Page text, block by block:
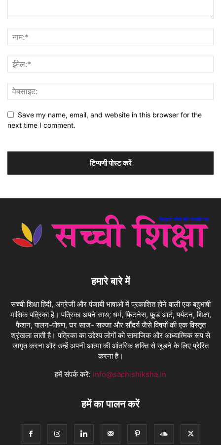
Save my name, email, and website in this browser for the
next time I comment.
हमारे बारे में
सच्ची शिक्षा हिंदी, अंग्रेजी और पंजाबी भाषाओं में प्रकाशित होने वाली एक बहुभाषी
मासिक पत्रिका है। पत्रिका अपने साथ; धर्म, फिटनेस, फ़ूड आर्ट, पर्यटन, शिक्षा,
फैशन, पालन-पोषण, घर साज- सज्जा और सौंदर्य जैसे विषयों की एक विस्तृत
श्रृंखला लाती है। पत्रिका का उद्देश्य लोगों को सामाजिक और आध्यात्मिक रूप से
जागृत करना और उन्हें अपनी आत्मा की आंतरिक शक्ति से जुड़ने के लिए प्रेरित
करना है।
हमें संपर्क करें: info@sachishiksha.in
हमें का पालन करें